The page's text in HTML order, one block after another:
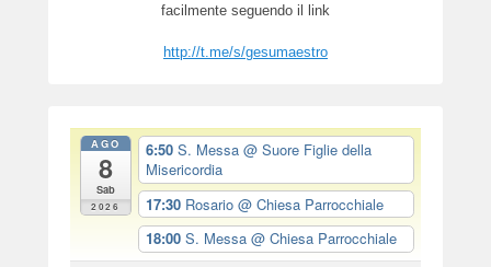
facilmente seguendo il link
http://t.me/s/gesumaestro
AGO
8
Sab
2026
6:50 S. Messa @ Suore Figlie della
Misericordia
17:30 Rosario @ Chiesa Parrocchiale
18:00 S. Messa @ Chiesa Parrocchiale